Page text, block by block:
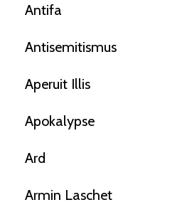
Antifa
Antisemitismus
Aperuit Illis
Apokalypse
Ard
Armin Laschet